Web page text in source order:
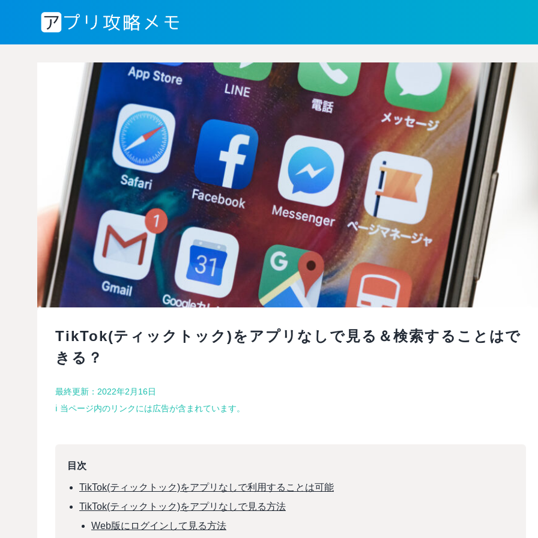
TikTok(ティックトック)をアプリなしで見る＆検索することはで
きる？
最終更新：2022年2月16日
ℹ︎ 当ページ内のリンクには広告が含まれています。
目次
TikTok(ティックトック)をアプリなしで利用することは可能
TikTok(ティックトック)をアプリなしで見る方法
Web版にログインして見る方法